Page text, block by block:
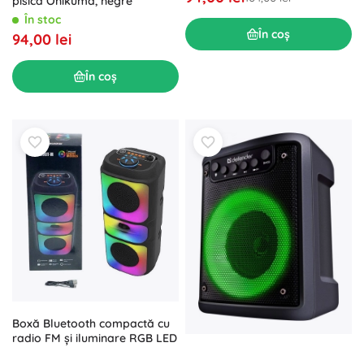
În stoc
94,00 lei
În coș
În coș
Boxă Bluetooth compactă cu
radio FM și iluminare RGB LED